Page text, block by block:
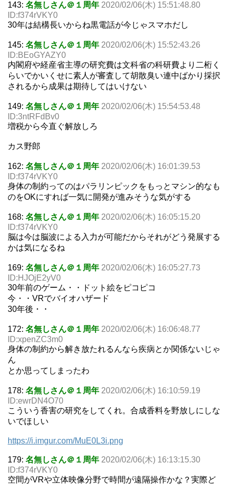
143: 名無しさん＠１周年 2020/02/06(木) 15:51:48.80
ID:f374rVKY0
30年は結構長いからね黒電話が今じゃスマホだし
145: 名無しさん＠１周年 2020/02/06(木) 15:52:43.26
ID:BEoGYAZY0
内閣府や経産省主導の研究費は文科省の科研費より二桁く
らいでかいくせに素人が審査して胡散臭い連中ばかり採択
されるから成果は期待してはいけない
149: 名無しさん＠１周年 2020/02/06(木) 15:54:53.48
ID:3ntRFdBv0
増税から今直ぐ解放しろ
カス野郎
162: 名無しさん＠１周年 2020/02/06(木) 16:01:39.53
ID:f374rVKY0
身体の制約ってのはパラリンピックをもっとマシン的なも
のをOKにすれば一気に開発が進みそうな気がする
168: 名無しさん＠１周年 2020/02/06(木) 16:05:15.20
ID:f374rVKY0
脳は今は脳波による入力が可能だからそれがどう発展する
かは気になるね
169: 名無しさん＠１周年 2020/02/06(木) 16:05:27.73
ID:HJOjE2yV0
30年前のゲーム・・ドット絵をピコピコ
今・・VRでバイオハザード
30年後・・
172: 名無しさん＠１周年 2020/02/06(木) 16:06:48.77
ID:xpenZC3m0
身体の制約から解き放たれるんなら疾病とか関係ないじゃ
ん
とか思ってしまったわ
178: 名無しさん＠１周年 2020/02/06(木) 16:10:59.19
ID:ewrDN4O70
こういう香害の研究をしてくれ。合成香料を野放しにしな
いでほしい
https://i.imgur.com/MuE0L3i.png
179: 名無しさん＠１周年 2020/02/06(木) 16:13:15.30
ID:f374rVKY0
空間がVRや立体映像分野で時間が遠隔操作かな？実際ど